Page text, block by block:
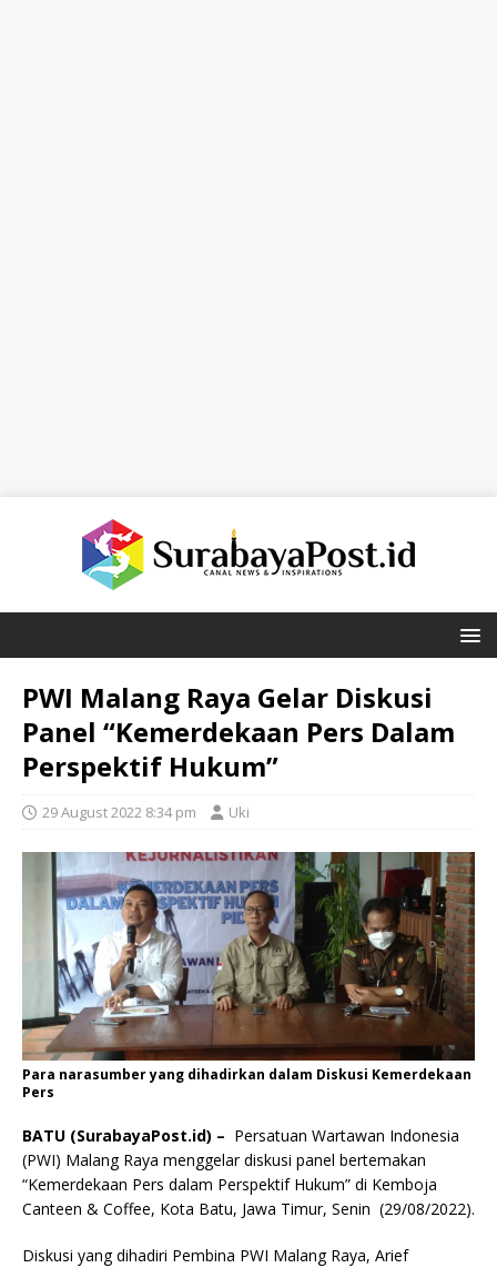
PWI Malang Raya Gelar Diskusi
Panel “Kemerdekaan Pers Dalam
Perspektif Hukum”
29 August 2022 8:34 pm Uki
Para narasumber yang dihadirkan dalam Diskusi Kemerdekaan
Pers
BATU (SurabayaPost.id) – Persatuan Wartawan Indonesia
(PWI) Malang Raya menggelar diskusi panel bertemakan
“Kemerdekaan Pers dalam Perspektif Hukum” di Kemboja
Canteen & Coffee, Kota Batu, Jawa Timur, Senin (29/08/2022).
Diskusi yang dihadiri Pembina PWI Malang Raya, Arief